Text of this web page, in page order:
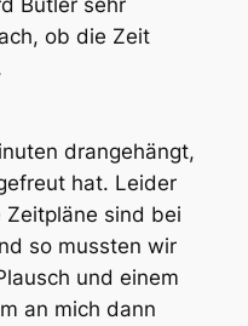
Butler sehr
ob die Zeit
drangehängt,
hat. Leider
sind bei
so mussten wir
und einem
an mich dann